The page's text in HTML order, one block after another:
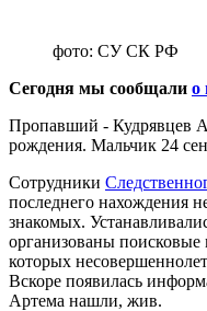
фото: СУ СК РФ
Сегодня мы сообщали о
Пропавший - Кудрявцев
рождения. Мальчик 24
Сотрудники
последнего нахождения
знакомых.
организованы поисковые
которых
Вскоре появилась
Артема нашли, жив.